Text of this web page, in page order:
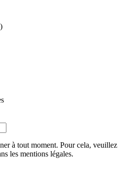
à tout moment. Pour cela, veuillez
les mentions légales.